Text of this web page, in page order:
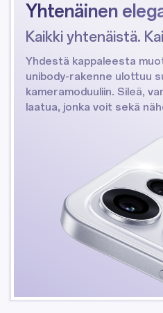
Yhtenäinen
Kaikki yhtenäistä.
Yhdestä kappaleesta
unibody-rakenne ulottuu
kameramoduuliin. Sileä,
laatua, jonka voit sekä